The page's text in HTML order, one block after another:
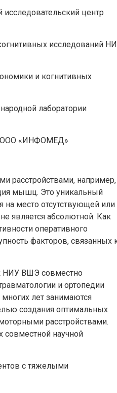
центр
исследований
и когнитивных
лаборатории
ООО «ИНФОМЕД»
расстройствами, например,
мышц. Это уникальный
место отсутствующей или
является абсолютной. Как
оперативного
факторов, связанных
НИУ ВШЭ совместно
и ортопедии
лет занимаются
создания оптимальных
расстройствами.
научной
с тяжелыми